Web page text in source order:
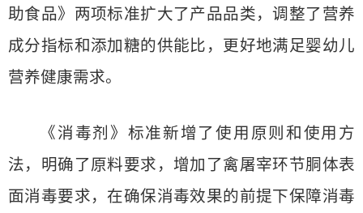
助食品》两项标准扩大了产品品类，调整了营养
成分指标和添加糖的供能比，更好地满足婴幼儿
营养健康需求。
《消毒剂》标准新增了使用原则和使用方
法，明确了原料要求，增加了禽屠宰环节胴体表
面消毒要求，在确保消毒效果的前提下保障消毒